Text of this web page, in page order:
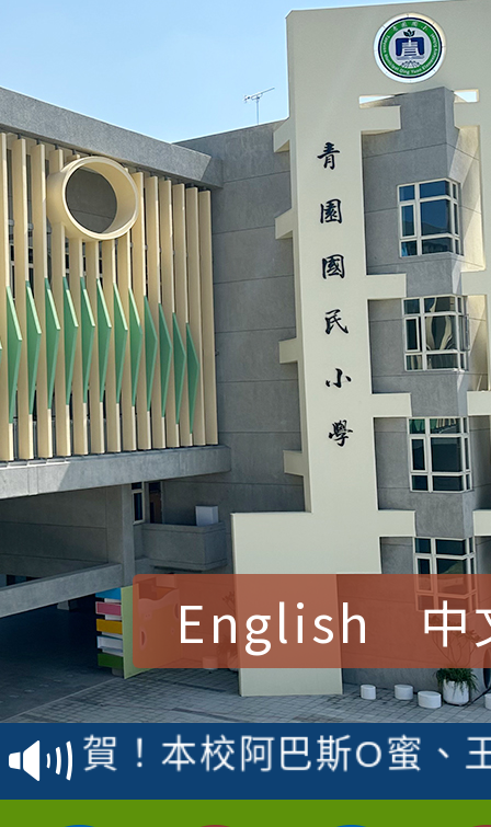
English 中
賀！本校參加桃園市中
賽 洪綺君教師榮獲社
名
賀！本校阿巴斯O蜜、
倩參加桃園市科展 國
賀！本校四年二班張O